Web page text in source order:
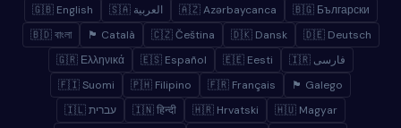
🇬🇧 English 🇸🇦 العربية 🇦🇿 Azərbaycanca
🇧🇬 Български
🇧🇩 বাংলা
🏴 Català 🇨🇿 Čeština 🇩🇰 Dansk
🇩🇪 Deutsch
🇬🇷 Ελληνικά
🇪🇸 Español 🇪🇪 Eesti
🇮🇷 فارسی
🇫🇮 Suomi
🇵🇭 Filipino 🇫🇷 Français
🏴 Galego
🇮🇱 עברית
🇮🇳 हिन्दी 🇭🇷 Hrvatski
🇭🇺 Magyar